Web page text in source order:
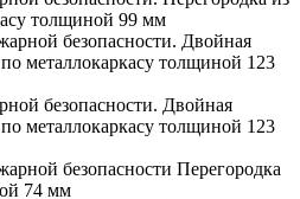
толщиной 99 мм
безопасности. Двойная
металлокаркасу толщиной 123